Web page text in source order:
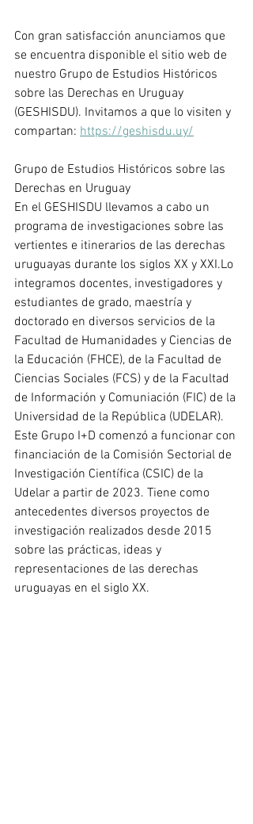
Con gran satisfacción anunciamos que
se encuentra disponible el sitio web de
nuestro Grupo de Estudios Históricos
sobre las Derechas en Uruguay
(GESHISDU). Invitamos a que lo visiten y
compartan: https://geshisdu.uy/
Grupo de Estudios Históricos sobre las
Derechas en Uruguay
En el GESHISDU llevamos a cabo un
programa de investigaciones sobre las
vertientes e itinerarios de las derechas
uruguayas durante los siglos XX y XXI.Lo
integramos docentes, investigadores y
estudiantes de grado, maestría y
doctorado en diversos servicios de la
Facultad de Humanidades y Ciencias de
la Educación (FHCE), de la Facultad de
Ciencias Sociales (FCS) y de la Facultad
de Información y Comuniación (FIC) de la
Universidad de la República (UDELAR).
Este Grupo I+D comenzó a funcionar con
financiación de la Comisión Sectorial de
Investigación Científica (CSIC) de la
Udelar a partir de 2023. Tiene como
antecedentes diversos proyectos de
investigación realizados desde 2015
sobre las prácticas, ideas y
representaciones de las derechas
uruguayas en el siglo XX.